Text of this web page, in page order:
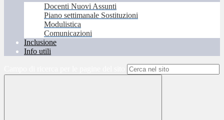
Docenti Nuovi Assunti
Piano settimanale Sostituzioni
Modulistica
Comunicazioni
Inclusione
Info utili